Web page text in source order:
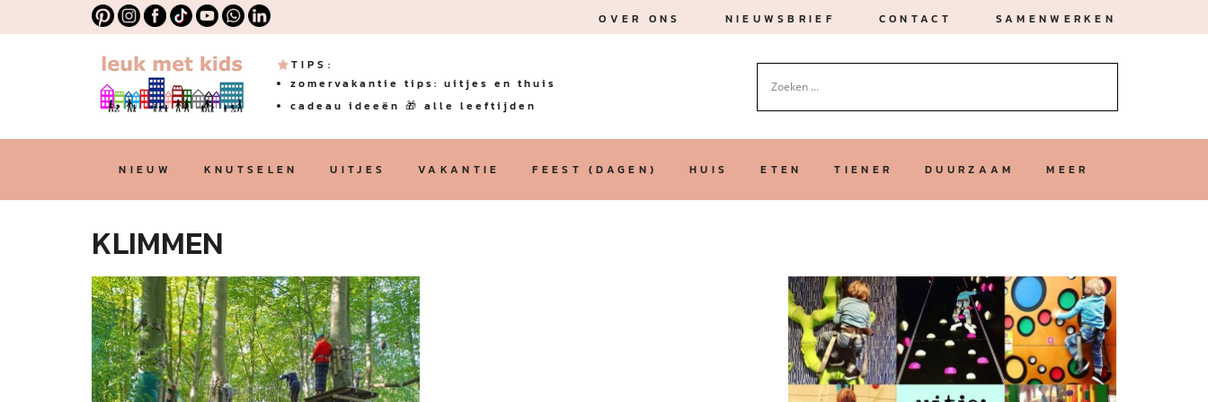
OVER ONS NIEUWSBRIEF CONTACT SAMENWERKEN
TIPS:
zomervakantie tips: uitjes en thuis
cadeau ideeën 🎁 alle leeftijden
NIEUW KNUTSELEN UITJES VAKANTIE FEEST (DAGEN) HUIS ETEN TIENER DUURZAAM MEER
KLIMMEN